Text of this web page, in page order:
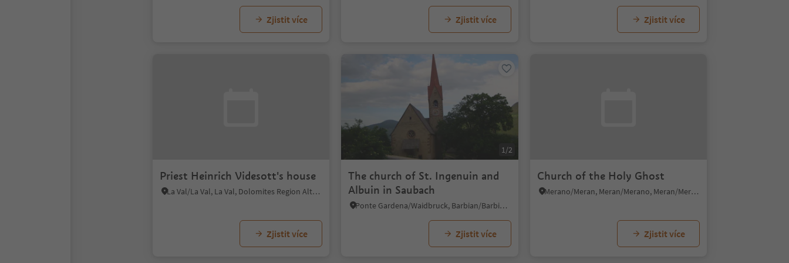
Zjistit více Zjistit více Zjistit více
Priest Heinrich Videsott's house
La Val/La Val, La Val, Dolomites Region Alta Badia
Zjistit více
1/2
The church of St. Ingenuin and
Albuin in Saubach
Ponte Gardena/Waidbruck, Barbian/Barbiano, Brixen/Bressanone and environs
Zjistit více
Church of the Holy Ghost
Merano/Meran, Meran/Merano, Meran/Merano and environs
Zjistit více